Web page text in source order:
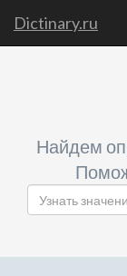
Dictinary.ru
Найдем